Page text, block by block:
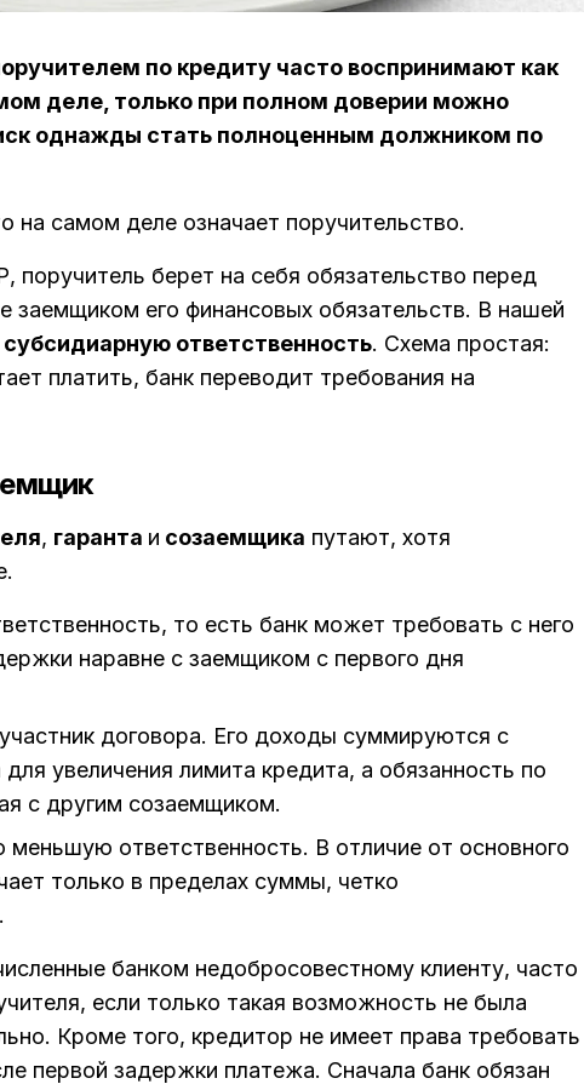
по кредиту часто воспринимают как
деле, только при полном доверии можно
однажды стать полноценным должником по
на самом деле означает поручительство.
поручитель берет на себя обязательство перед
заемщиком его финансовых обязательств. В нашей
субсидиарную ответственность. Схема простая:
платить, банк переводит требования на
, гаранта и созаемщика путают, хотя
то есть банк может требовать с него
наравне с заемщиком с первого дня
договора. Его доходы суммируются с
увеличения лимита кредита, а обязанность по
с другим созаемщиком.
меньшую ответственность. В отличие от основного
только в пределах суммы, четко
банком недобросовестному клиенту, часто
если только такая возможность не была
Кроме того, кредитор не имеет права требовать
первой задержки платежа. Сначала банк обязан